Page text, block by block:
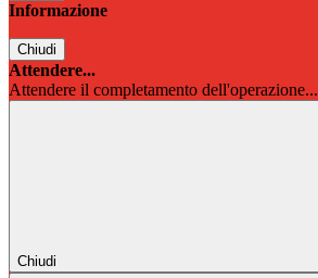
Informazione
Chiudi
Attendere...
Attendere il completamento dell'operazione...
Chiudi